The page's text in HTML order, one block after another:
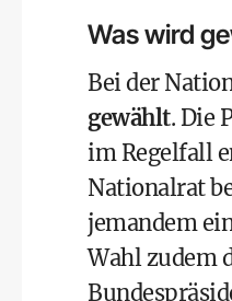
Was wird
Bei der
gewählt. Die
im Regelfall
Nationalrat
jemandem
Wahl zudem